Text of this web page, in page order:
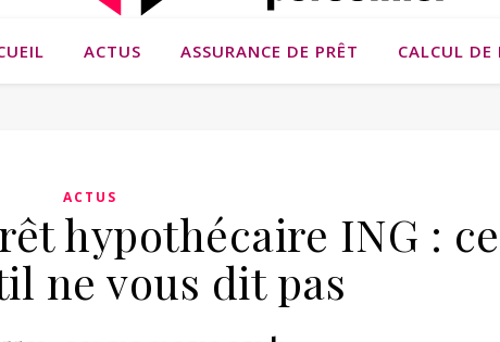
ACTUS ASSURANCE DE PRÊT CALCUL DE
ACTUS
hypothécaire ING : ce
ne vous dit pas